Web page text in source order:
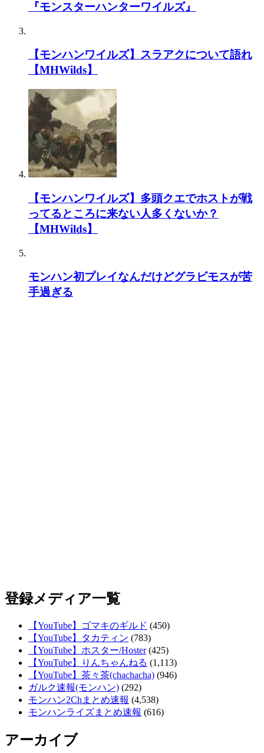
『モンスターハンターワイルズ』
【モンハンワイルズ】スラアクについて語れ
【MHWilds】
【モンハンワイルズ】多頭クエでホストが戦
ってるところに来ない人多くないか？
【MHWilds】
モンハン初プレイなんだけどグラビモスが苦
手過ぎる
登録メディア一覧
【YouTube】ゴマキのギルド (450)
【YouTube】タカティン (783)
【YouTube】ホスター/Hoster(425)
【YouTube】りんちゃんねる (1,113)
【YouTube】茶々茶(chachacha) (946)
ガルク速報(モンハン) (292)
モンハン2Chまとめ速報 (4,538)
モンハンライズまとめ速報 (616)
アーカイブ